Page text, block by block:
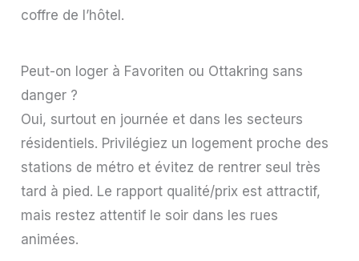
coffre de l’hôtel.
Peut-on loger à Favoriten ou Ottakring sans
danger ?
Oui, surtout en journée et dans les secteurs
résidentiels. Privilégiez un logement proche des
stations de métro et évitez de rentrer seul très
tard à pied. Le rapport qualité/prix est attractif,
mais restez attentif le soir dans les rues
animées.